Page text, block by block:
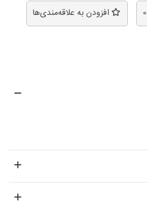
0 افزودن به علاقه‌مندی‌ها